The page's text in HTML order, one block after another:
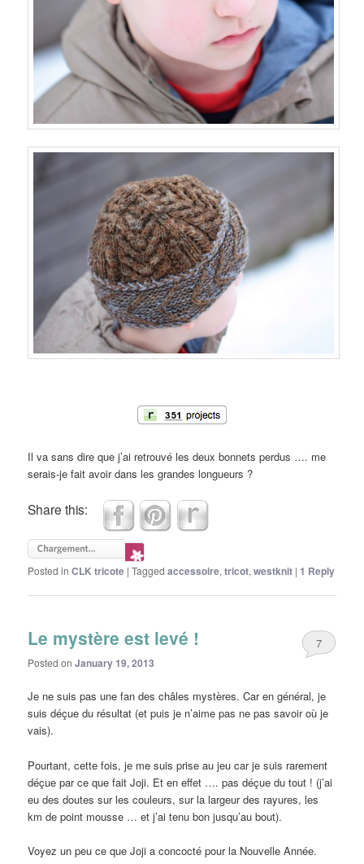
Il va sans dire que j’ai retrouvé les deux bonnets perdus …. me
serais-je fait avoir dans les grandes longueurs ?
Share this:
Posted in CLK tricote |Tagged accessoire,tricot,westknit | 1 Reply
Le mystère est levé !
Posted onJanuary 19, 2013
7
Je ne suis pas une fan des châles mystères. Car en général, je
suis déçue du résultat (et puis je n’aime pas ne pas savoir où je
vais).
Pourtant, cette fois, je me suis prise au jeu car je suis rarement
déçue par ce que fait Joji. Et en effet …. pas déçue du tout ! (j’ai
eu des doutes sur les couleurs, sur la largeur des rayures, les
km de point mousse … et j’ai tenu bon jusqu’au bout).
Voyez un peu ce que Joji a concocté pour la Nouvelle Année.